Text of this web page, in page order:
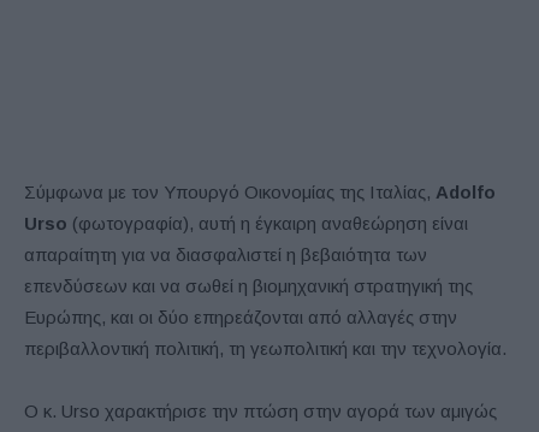
Σύμφωνα με τον Υπουργό Οικονομίας της Ιταλίας, Adolfo
Urso (φωτογραφία), αυτή η έγκαιρη αναθεώρηση είναι
απαραίτητη για να διασφαλιστεί η βεβαιότητα των
επενδύσεων και να σωθεί η βιομηχανική στρατηγική της
Ευρώπης, και οι δύο επηρεάζονται από αλλαγές στην
περιβαλλοντική πολιτική, τη γεωπολιτική και την τεχνολογία.
Ο κ. Urso χαρακτήρισε την πτώση στην αγορά των αμιγώς